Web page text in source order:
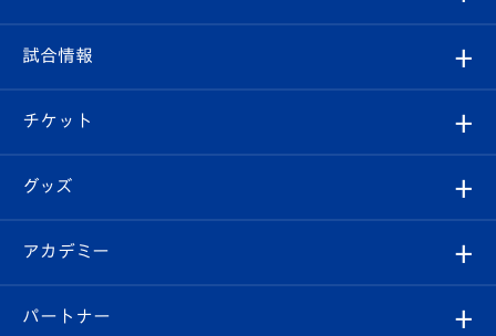
クラブ
試合情報
チケット
イベント
メディア
クラブ概要
エンブレム紹介
スタッフプロフィール
マスコット紹介
観戦ルール
はじめての観戦ガイド
Revive Team
ヴィヴィくんの長崎おもてなしガイド
試合情報
試合日程/結果
フォトギャラリー
スタジアムグルメ
チケット
チケット
V-LOVERS（ファンクラブ）
グッズ
オンラインショップ
アカデミー
育成からのお知らせ
パートナー